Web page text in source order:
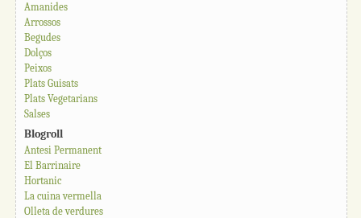
Amanides
Arrossos
Begudes
Dolços
Peixos
Plats Guisats
Plats Vegetarians
Salses
Blogroll
Antesi Permanent
El Barrinaire
Hortanic
La cuina vermella
Olleta de verdures